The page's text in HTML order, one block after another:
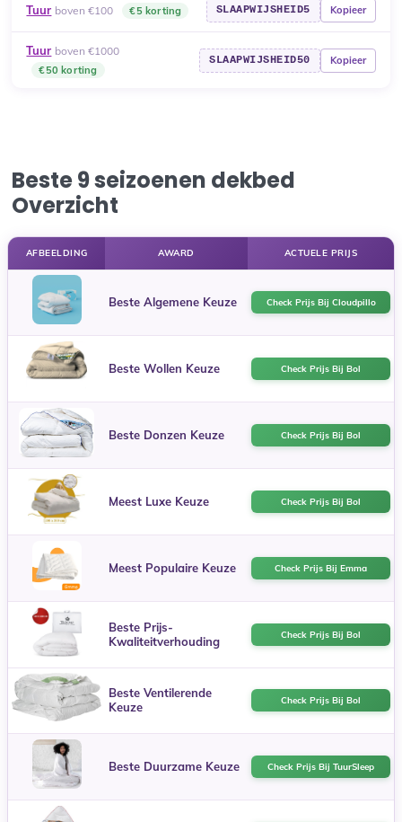
Tuur boven €100 €5 korting SLAAPWIJSHEID5 Kopieer
Tuur boven €1000
€50 korting
SLAAPWIJSHEID50 Kopieer
Beste 9 seizoenen dekbed
Overzicht
AFBEELDING AWARD ACTUELE PRIJS
Beste Algemene Keuze Check Prijs Bij Cloudpillo
Beste Wollen Keuze Check Prijs Bij Bol
Beste Donzen Keuze Check Prijs Bij Bol
Meest Luxe Keuze Check Prijs Bij Bol
Meest Populaire Keuze Check Prijs Bij Emma
Beste Prijs-
Kwaliteitverhouding
Check Prijs Bij Bol
Beste Ventilerende
Keuze
Check Prijs Bij Bol
Beste Duurzame Keuze Check Prijs Bij TuurSleep